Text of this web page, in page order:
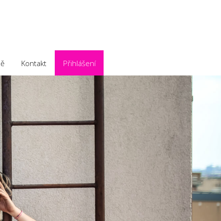
Kontakt Přihlášení